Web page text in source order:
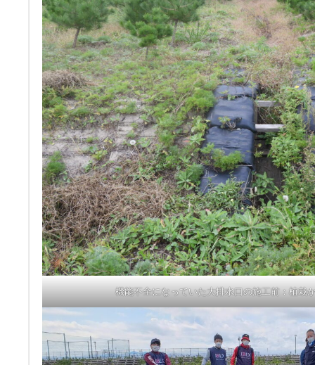
機能不全になっていた大排水口の施工前：植栽